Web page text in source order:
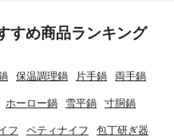
すめ商品ランキング
保温調理鍋 片手鍋 両手鍋
ホーロー鍋 雪平鍋 寸胴鍋
フ ペティナイフ 包丁研ぎ器